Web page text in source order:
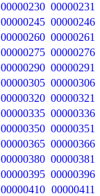
00000230 00000231
00000245 00000246
00000260 00000261
00000275 00000276
00000290 00000291
00000305 00000306
00000320 00000321
00000335 00000336
00000350 00000351
00000365 00000366
00000380 00000381
00000395 00000396
00000410 00000411